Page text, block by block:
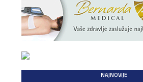
NAJNOVIJE